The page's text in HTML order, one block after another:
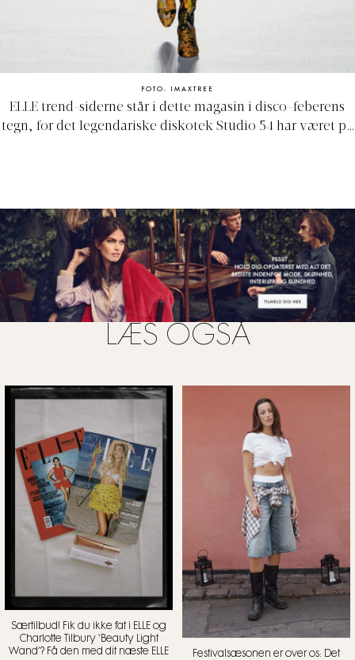
FOTO: IMAXTREE
ELLE trend-siderne står i dette magasin i disco-feberens
tegn, for det legendariske diskotek Studio 54 har været på
LÆS OGSÅ
Særtilbud! Fik du ikke fat i ELLE og
Charlotte Tilbury ‘Beauty Light
Wand’? Få den med dit næste ELLE
Festivalsæsonen er over os: Det